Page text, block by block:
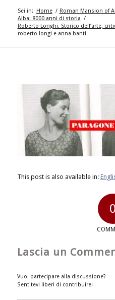
Sei in: Home / Roman Mansion of
Alba: 8000 anni di storia /
Roberto Longhi. Storico dell’arte,
roberto longi e anna banti
This post is also available in:
0
Lascia un
Vuoi partecipare alla discussione?
Sentitevi liberi di contribuire!